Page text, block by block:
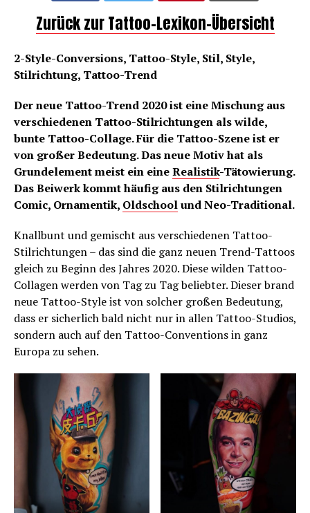
Zurück zur Tattoo-Lexikon-Übersicht
2-Style-Conversions, Tattoo-Style, Stil, Style,
Stilrichtung, Tattoo-Trend
Der neue Tattoo-Trend 2020 ist eine Mischung aus
verschiedenen Tattoo-Stilrichtungen als wilde,
bunte Tattoo-Collage. Für die Tattoo-Szene ist er
von großer Bedeutung. Das neue Motiv hat als
Grundelement meist ein eineRealistik-Tätowierung.
Das Beiwerk kommt häufig aus den Stilrichtungen
Comic, Ornamentik, Oldschoolund Neo-Traditional.
Knallbunt und gemischt aus verschiedenen Tattoo-
Stilrichtungen – das sind die ganz neuen Trend-Tattoos
gleich zu Beginn des Jahres 2020. Diese wilden Tattoo-
Collagen werden von Tag zu Tag beliebter. Dieser brand
neue Tattoo-Style ist von solcher großen Bedeutung,
dass er sicherlich bald nicht nur in allen Tattoo-Studios,
sondern auch auf den Tattoo-Conventions in ganz
Europa zu sehen.